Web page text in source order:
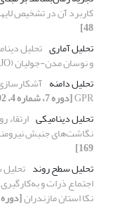
کاربرد آن در تشخیص
48]
تحلیل آماری
و نوسان مدن-جولیان (MJO)
تحلیل دامنه
GPR[دوره 7، شماره 4، 1392، صفحه 117-133]
تحلیل دینامیکی
نگاشت‌های جنبش
169]
تحلیل سطح روند تحلیل
نکا استان مازندران[دوره 7، شماره 2، 1392، صفحه 49-58]